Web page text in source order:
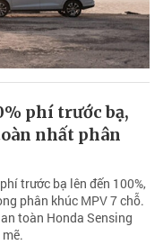
phí trước bạ,
nhất phân
trước bạ lên đến 100%,
phân khúc MPV 7 chỗ.
toàn Honda Sensing